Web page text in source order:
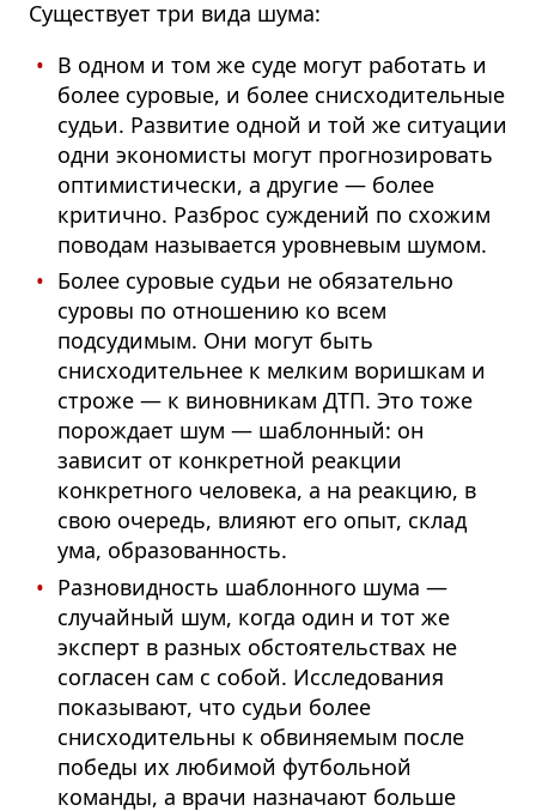
Существует три вида шума:
В одном и том же суде могут работать и
более суровые, и более снисходительные
судьи. Развитие одной и той же ситуации
одни экономисты могут прогнозировать
оптимистически, а другие — более
критично. Разброс суждений по схожим
поводам называется уровневым шумом.
Более суровые судьи не обязательно
суровы по отношению ко всем
подсудимым. Они могут быть
снисходительнее к мелким воришкам и
строже — к виновникам ДТП. Это тоже
порождает шум — шаблонный: он
зависит от конкретной реакции
конкретного человека, а на реакцию, в
свою очередь, влияют его опыт, склад
ума, образованность.
Разновидность шаблонного шума —
случайный шум, когда один и тот же
эксперт в разных обстоятельствах не
согласен сам с собой. Исследования
показывают, что судьи более
снисходительны к обвиняемым после
победы их любимой футбольной
команды, а врачи назначают больше